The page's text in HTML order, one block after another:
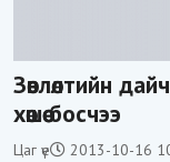
Зөвлөлтийн
хөшөө босчээ
Цаг үе 2013-10-16